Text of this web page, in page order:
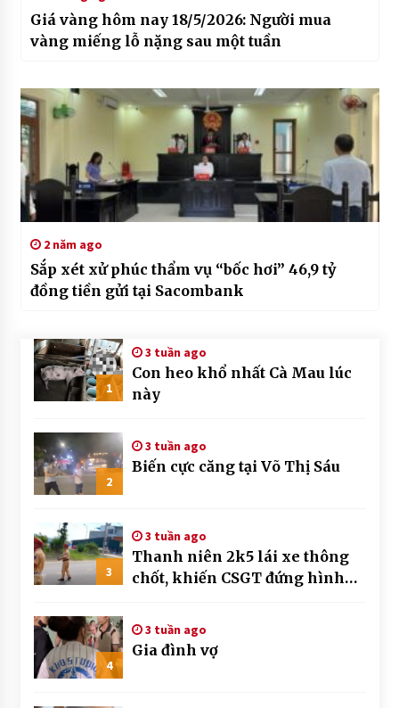
Giá vàng hôm nay 18/5/2026: Người mua
vàng miếng lỗ nặng sau một tuần
2 năm ago
Sắp xét xử phúc thẩm vụ “bốc hơi” 46,9 tỷ
đồng tiền gửi tại Sacombank
1
3 tuần ago
Con heo khổ nhất Cà Mau lúc
này
2
3 tuần ago
Biến cực căng tại Võ Thị Sáu
3
3 tuần ago
Thanh niên 2k5 lái xe thông
chốt, khiến CSGT đứng hình
4
3 tuần ago
Gia đình vợ